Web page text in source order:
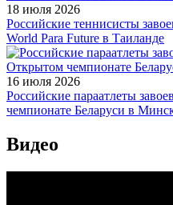
18 июля 2026
Российские теннисисты
World Para Future в Таиланде
16 июля 2026
Российские параатлеты
чемпионате Беларуси в
Видео